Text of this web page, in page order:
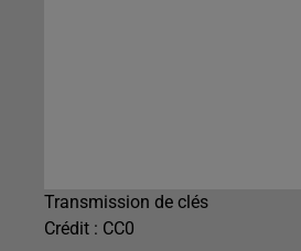
Transmission de clés
Crédit : CC0